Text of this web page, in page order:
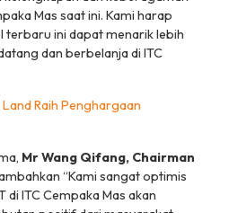
Mas saat ini. Kami harap
ini dapat menarik lebih
dan berbelanja di ITC
Land Raih Penghargaan
Mr Wang Qifang, Chairman
“Kami sangat optimis
di ITC Cempaka Mas akan